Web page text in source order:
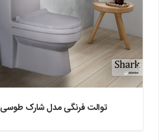
توالت فرنگی مدل شارک